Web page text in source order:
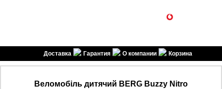
Доставка Гарантия О компании Корзина
Веломобіль дитячий BERG Buzzy Nitro